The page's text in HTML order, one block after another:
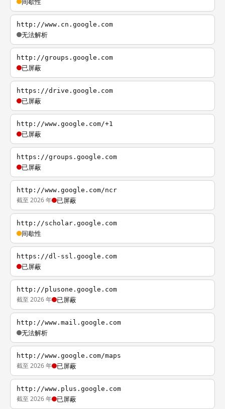
http://www.cn.google.com
无法解析
http://groups.google.com
已屏蔽
https://drive.google.com
已屏蔽
http://www.google.com/+1
已屏蔽
https://groups.google.com
已屏蔽
http://www.google.com/ncr
截至 2026 年 已屏蔽
http://scholar.google.com
间歇性
https://dl-ssl.google.com
已屏蔽
http://plusone.google.com
截至 2026 年 已屏蔽
http://www.mail.google.com
无法解析
http://www.google.com/maps
截至 2026 年 已屏蔽
http://www.plus.google.com
截至 2026 年 已屏蔽